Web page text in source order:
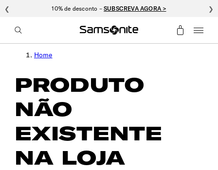
10% de desconto –SUBSCREVA AGORA >
❮ ❯
Home
PRODUTO
NÃO
EXISTENTE
NA LOJA